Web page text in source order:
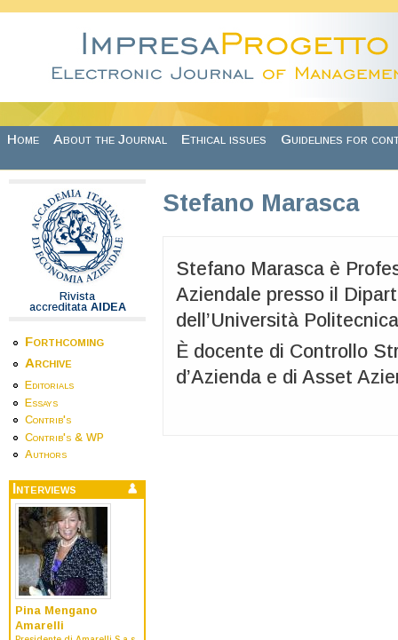
Home About the Journal Ethical issues Guidelines for
Rivista
accreditata AIDEA
Forthcoming
Archive
Editorials
Essays
Contrib's
Contrib's & WP
Authors
Interviews
Pina Mengano
Amarelli
Stefano Marasca
Stefano Marasca è
Aziendale presso il
dell’Università
È docente di Controllo
d’Azienda e di Asset